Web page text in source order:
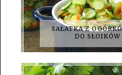
SAŁATKA Z
DO